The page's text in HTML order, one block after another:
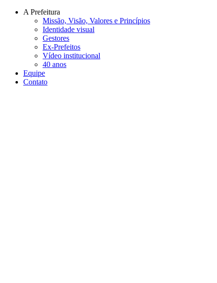
Conteúdo principal
A Prefeitura
Missão, Visão, Valores e Princípios
Identidade visual
Gestores
Ex-Prefeitos
Vídeo institucional
40 anos
Equipe
Contato